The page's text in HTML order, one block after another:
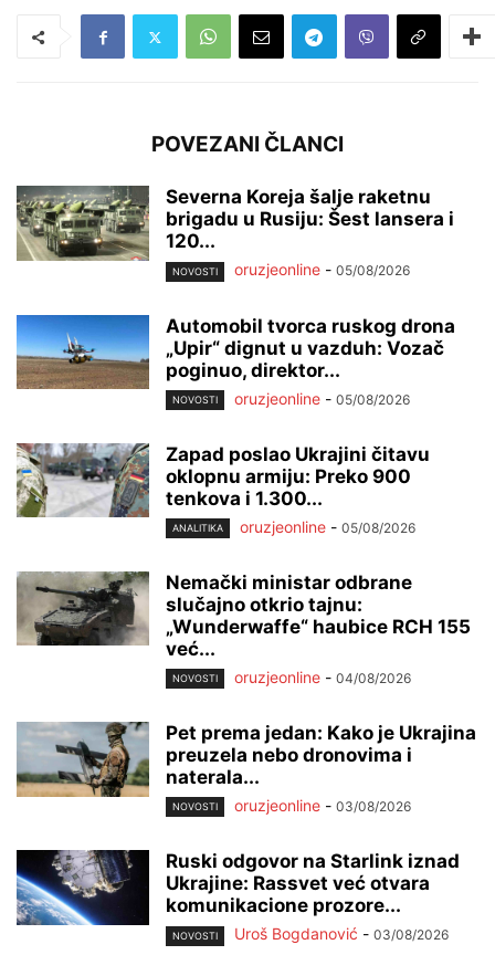
POVEZANI ČLANCI
Severna Koreja šalje raketnu
brigadu u Rusiju: Šest lansera i
120...
NOVOSTI oruzjeonline - 05/08/2026
Automobil tvorca ruskog drona
„Upir“ dignut u vazduh: Vozač
poginuo, direktor...
NOVOSTI oruzjeonline - 05/08/2026
Zapad poslao Ukrajini čitavu
oklopnu armiju: Preko 900
tenkova i 1.300...
ANALITIKA oruzjeonline - 05/08/2026
Nemački ministar odbrane
slučajno otkrio tajnu:
„Wunderwaffe“ haubice RCH 155
već...
NOVOSTI oruzjeonline - 04/08/2026
Pet prema jedan: Kako je Ukrajina
preuzela nebo dronovima i
naterala...
NOVOSTI oruzjeonline - 03/08/2026
Ruski odgovor na Starlink iznad
Ukrajine: Rassvet već otvara
komunikacione prozore...
NOVOSTI Uroš Bogdanović - 03/08/2026